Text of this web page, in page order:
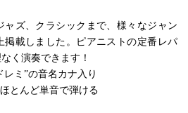
ャズ、クラシックまで、様々なジャン
掲載しました。ピアニストの定番レパ
く演奏できます！
ミ”の音名カナ入り
とんど単音で弾ける